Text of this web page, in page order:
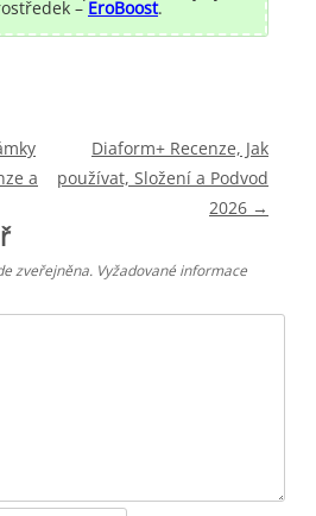
–EroBoost.
a
Diaform+ Recenze, Jak
používat, Složení a Podvod
2026 →
zveřejněna. Vyžadované informace